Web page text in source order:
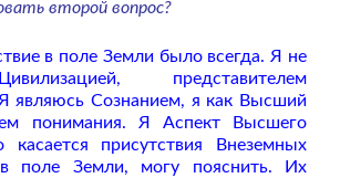
второй вопрос?
в поле Земли было всегда. Я не
представителем
являюсь Сознанием, я как Высший
понимания. Я Аспект Высшего
присутствия Внеземных
в поле Земли, могу пояснить. Их